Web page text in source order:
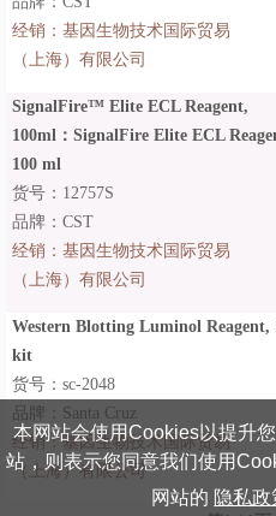
经销： 基因生物技术国际贸易
（上海）有限公司
SignalFire™ Elite ECL Reagent,
100ml：SignalFire Elite ECL
100 ml
货号：12757S
品牌：CST
经销： 基因生物技术国际贸易
（上海）有限公司
Western Blotting Luminol Reagent,
kit
货号：sc-2048
品牌：Santa Cruz
经销：基因生物技术国际贸易
（上海）有限公司
本网站会使用Cookies以提升
站，则表示您同意我们使用
网站的 隐私政